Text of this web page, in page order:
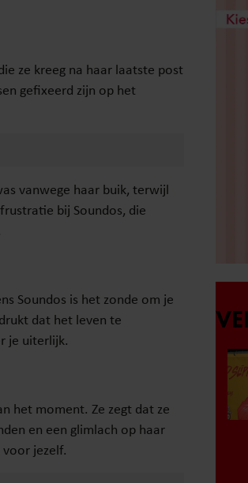
ze kreeg na haar laatste post
gefixeerd zijn op het
vanwege haar buik, terwijl
bij Soundos, die
Soundos is het zonde om je
dat het leven te
je uiterlijk.
het moment. Ze zegt dat ze
en een glimlach op haar
jezelf.